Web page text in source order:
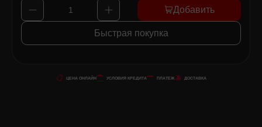
1 Добавить
Быстрая покупка
ЦЕНА ОНЛАЙН УСЛОВИЯ КРЕДИТА ПЛАТЕЖ ДОСТАВКА